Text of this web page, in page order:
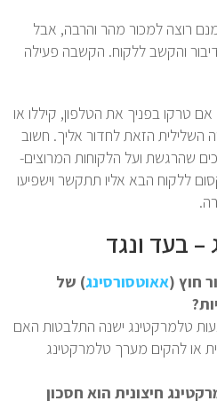
רוצה למכור מהר והרבה, אבל
והקשב ללקוח. הקשבה פעילה
טרקו בפניך את הטלפון, קיללו או
השלילית הזאת לחדור אליך. חשוב
שהרגשת ועל הלקוחות המרוצים-
ללקוח הבא אליו תתקשר וישפיעו
בעד ונגד
חוץ (אאוטסורסינג) של
טלמרקטינג ישנה התלבטות האם
או להקים מערך טלמרקטינג
חיצונית הוא חסכון